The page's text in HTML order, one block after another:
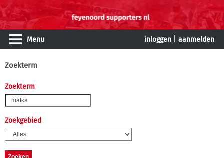
Menu inloggen aanmelden
Zoekterm
Zoekterm
Zoekgebied